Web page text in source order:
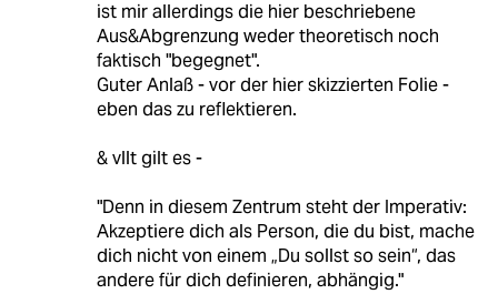
ist mir allerdings die hier beschriebene
Aus&Abgrenzung weder theoretisch noch
faktisch "begegnet".
Guter Anlaß - vor der hier skizzierten Folie -
eben das zu reflektieren.
& vllt gilt es -
"Denn in diesem Zentrum steht der Imperativ:
Akzeptiere dich als Person, die du bist, mache
dich nicht von einem „Du sollst so sein“, das
andere für dich definieren, abhängig."